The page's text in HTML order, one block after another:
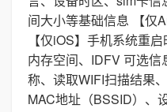
间大小等基础信息 【仅
【仅iOS】手机系统重
内存空间、IDFV 可选
称、读取WIFI扫描结果
MAC地址（BSSID）、